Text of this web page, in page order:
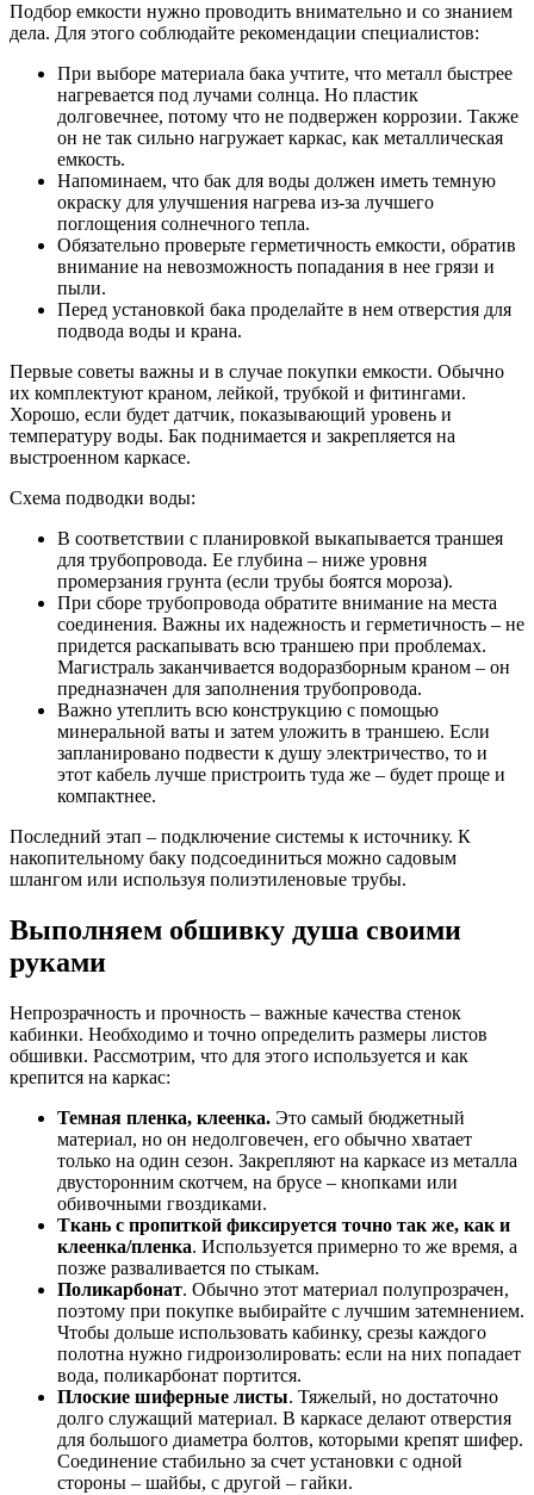
Подбор емкости нужно проводить внимательно и со знанием
дела. Для этого соблюдайте рекомендации специалистов:
При выборе материала бака учтите, что металл быстрее
нагревается под лучами солнца. Но пластик
долговечнее, потому что не подвержен коррозии. Также
он не так сильно нагружает каркас, как металлическая
емкость.
Напоминаем, что бак для воды должен иметь темную
окраску для улучшения нагрева из-за лучшего
поглощения солнечного тепла.
Обязательно проверьте герметичность емкости, обратив
внимание на невозможность попадания в нее грязи и
пыли.
Перед установкой бака проделайте в нем отверстия для
подвода воды и крана.
Первые советы важны и в случае покупки емкости. Обычно
их комплектуют краном, лейкой, трубкой и фитингами.
Хорошо, если будет датчик, показывающий уровень и
температуру воды. Бак поднимается и закрепляется на
выстроенном каркасе.
Схема подводки воды:
В соответствии с планировкой выкапывается траншея
для трубопровода. Ее глубина – ниже уровня
промерзания грунта (если трубы боятся мороза).
При сборе трубопровода обратите внимание на места
соединения. Важны их надежность и герметичность – не
придется раскапывать всю траншею при проблемах.
Магистраль заканчивается водоразборным краном – он
предназначен для заполнения трубопровода.
Важно утеплить всю конструкцию с помощью
минеральной ваты и затем уложить в траншею. Если
запланировано подвести к душу электричество, то и
этот кабель лучше пристроить туда же – будет проще и
компактнее.
Последний этап – подключение системы к источнику. К
накопительному баку подсоединиться можно садовым
шлангом или используя полиэтиленовые трубы.
Выполняем обшивку душа своими
руками
Непрозрачность и прочность – важные качества стенок
кабинки. Необходимо и точно определить размеры листов
обшивки. Рассмотрим, что для этого используется и как
крепится на каркас:
Темная пленка, клеенка. Это самый бюджетный
материал, но он недолговечен, его обычно хватает
только на один сезон. Закрепляют на каркасе из металла
двусторонним скотчем, на брусе – кнопками или
обивочными гвоздиками.
Ткань с пропиткой фиксируется точно так же, как и
клеенка/пленка. Используется примерно то же время, а
позже разваливается по стыкам.
Поликарбонат. Обычно этот материал полупрозрачен,
поэтому при покупке выбирайте с лучшим затемнением.
Чтобы дольше использовать кабинку, срезы каждого
полотна нужно гидроизолировать: если на них попадает
вода, поликарбонат портится.
Плоские шиферные листы. Тяжелый, но достаточно
долго служащий материал. В каркасе делают отверстия
для большого диаметра болтов, которыми крепят шифер.
Соединение стабильно за счет установки с одной
стороны – шайбы, с другой – гайки.